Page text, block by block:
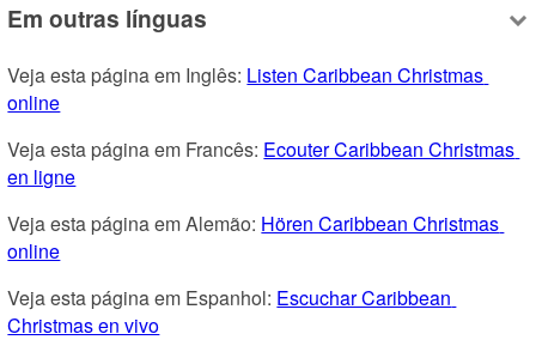
Em outras línguas
Veja esta página em Inglês: Listen Caribbean Christmas
online
Veja esta página em Francês: Ecouter Caribbean Christmas
en ligne
Veja esta página em Alemão: Hören Caribbean Christmas
online
Veja esta página em Espanhol: Escuchar Caribbean
Christmas en vivo